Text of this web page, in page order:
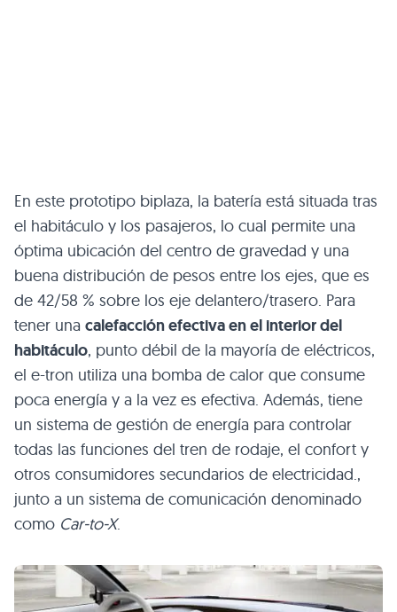
En este prototipo biplaza, la batería está situada tras
el habitáculo y los pasajeros, lo cual permite una
óptima ubicación del centro de gravedad y una
buena distribución de pesos entre los ejes, que es
de 42/58 % sobre los eje delantero/trasero. Para
tener una calefacción efectiva en el interior del
habitáculo, punto débil de la mayoría de eléctricos,
el e-tron utiliza una bomba de calor que consume
poca energía y a la vez es efectiva. Además, tiene
un sistema de gestión de energía para controlar
todas las funciones del tren de rodaje, el confort y
otros consumidores secundarios de electricidad.,
junto a un sistema de comunicación denominado
como Car-to-X.